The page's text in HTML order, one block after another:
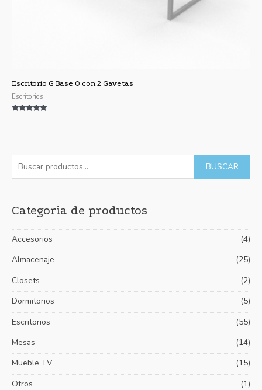
u
c
r
p
o
:
BUSCAR
Categoria de productos
Accesorios
(4)
Almacenaje
(25)
Closets
(2)
Dormitorios
(5)
Escritorios
(55)
Mesas
(14)
Mueble TV
(15)
Otros
(1)
r
i
n
r
i
x
Escritorio G Base O con 2 Gavetas
Escritorios